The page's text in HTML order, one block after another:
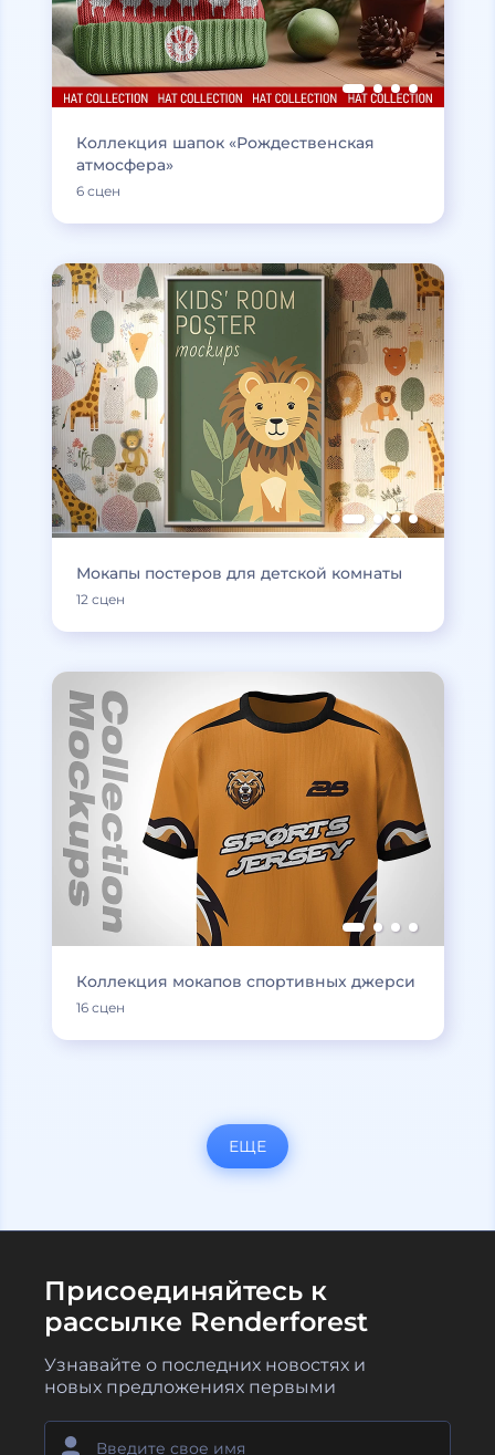
Коллекция шапок «Рождественская
атмосфера»
6 сцен
Мокапы постеров для детской комнаты
12 сцен
Коллекция мокапов спортивных джерси
16 сцен
ЕЩЕ
Присоединяйтесь к
рассылке Renderforest
Узнавайте о последних новостях и
новых предложениях первыми